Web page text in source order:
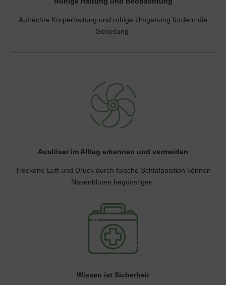
Aufrechte Körperhaltung und ruhige Umgebung fördern die
Genesung.
Auslöser im Alltag erkennen und vermeiden
Trockene Luft und Druck durch falsche Schlafposition können
Nasenbluten begünstigen.
Wissen ist Sicherheit